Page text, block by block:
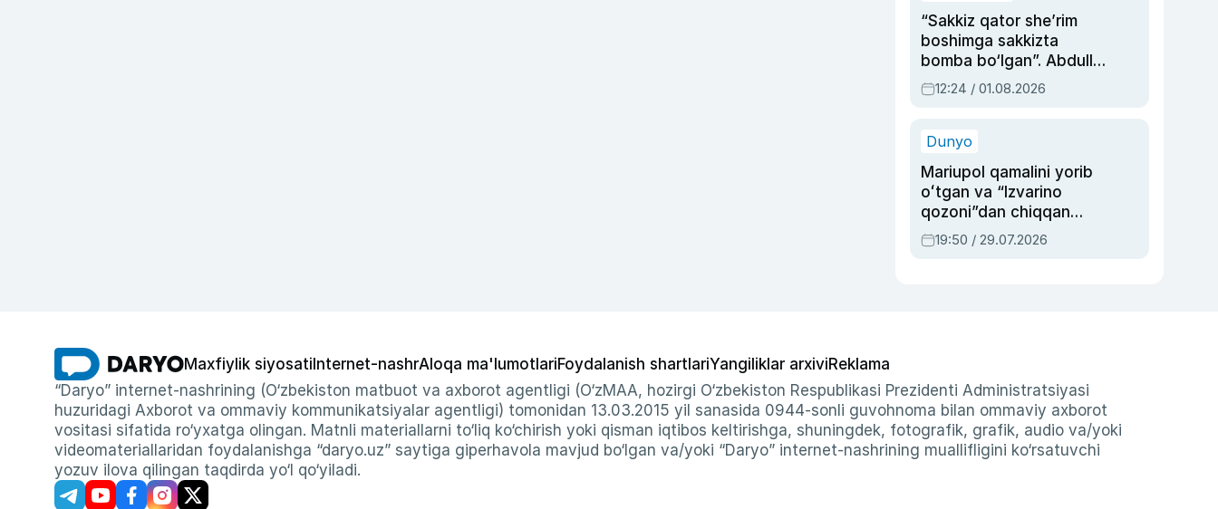
“Sakkiz qator she’rim
boshimga sakkizta
bomba bo‘lgan”. Abdulla
Oripovni siyosiy
ayblovlardan asrab
12:24 / 01.08.2026
Dunyo
Mariupol qamalini yorib
oʻtgan va “Izvarino
qozoni”dan chiqqan
qahramon — Ukraina
armiyasi bosh
19:50 / 29.07.2026
Maxfiylik siyosati Internet-nashrAloqa ma'lumotlariFoydalanish shartlariYangiliklar arxiviReklama
“Daryo” internet-nashrining (O‘zbekiston matbuot va axborot agentligi (O‘zMAA, hozirgi O‘zbekiston Respublikasi Prezidenti Administratsiyasi
huzuridagi Axborot va ommaviy kommunikatsiyalar agentligi) tomonidan 13.03.2015 yil sanasida 0944-sonli guvohnoma bilan ommaviy axborot
vositasi sifatida ro‘yxatga olingan. Matnli materiallarni to‘liq ko‘chirish yoki qisman iqtibos keltirishga, shuningdek, fotografik, grafik, audio va/yoki
videomateriallaridan foydalanishga “daryo.uz” saytiga giperhavola mavjud bo‘lgan va/yoki “Daryo” internet-nashrining muallifligini ko‘rsatuvchi
yozuv ilova qilingan taqdirda yo‘l qo‘yiladi.